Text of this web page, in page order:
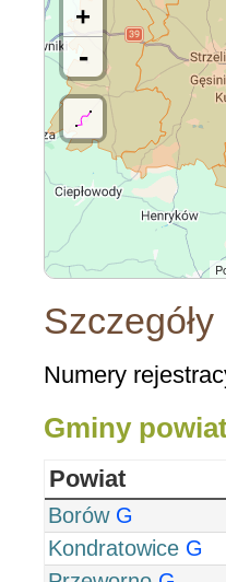
+
-
Szczegóły
Numery
Gminy
Powiat
Borów G
Kondratowice G